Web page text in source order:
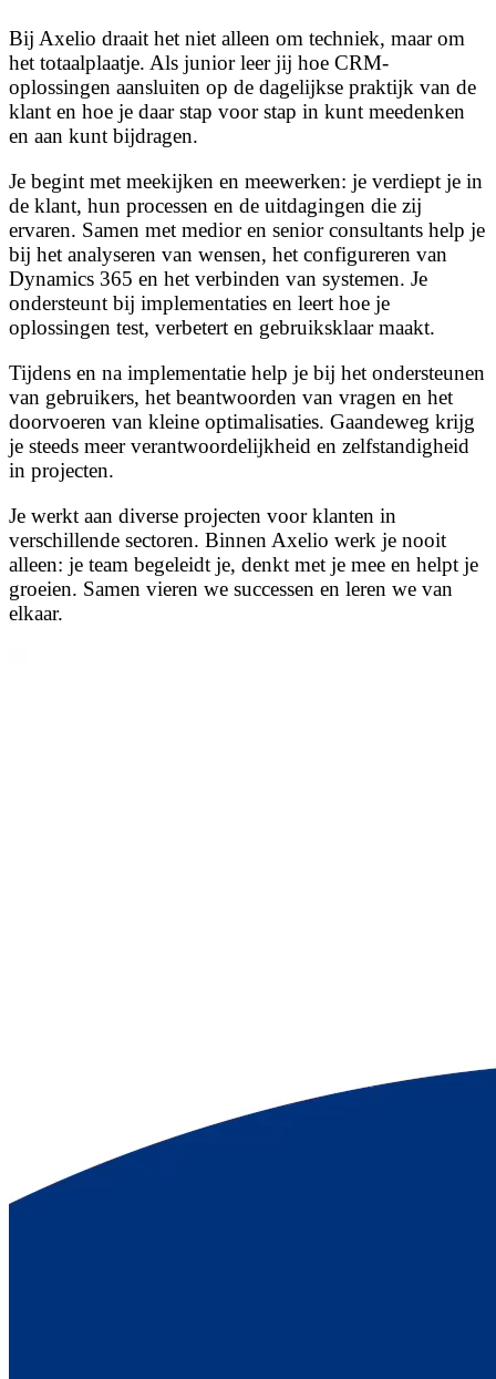
Bij Axelio draait het niet alleen om techniek, maar om
het totaalplaatje. Als junior leer jij hoe CRM-
oplossingen aansluiten op de dagelijkse praktijk van de
klant en hoe je daar stap voor stap in kunt meedenken
en aan kunt bijdragen.
Je begint met meekijken en meewerken: je verdiept je in
de klant, hun processen en de uitdagingen die zij
ervaren. Samen met medior en senior consultants help je
bij het analyseren van wensen, het configureren van
Dynamics 365 en het verbinden van systemen. Je
ondersteunt bij implementaties en leert hoe je
oplossingen test, verbetert en gebruiksklaar maakt.
Tijdens en na implementatie help je bij het ondersteunen
van gebruikers, het beantwoorden van vragen en het
doorvoeren van kleine optimalisaties. Gaandeweg krijg
je steeds meer verantwoordelijkheid en zelfstandigheid
in projecten.
Je werkt aan diverse projecten voor klanten in
verschillende sectoren. Binnen Axelio werk je nooit
alleen: je team begeleidt je, denkt met je mee en helpt je
groeien. Samen vieren we successen en leren we van
elkaar.